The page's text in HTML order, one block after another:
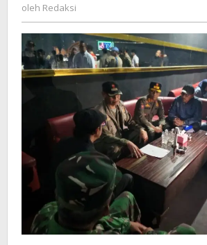
Miras
dan
Hentikan
Sementara
oleh Redaksi